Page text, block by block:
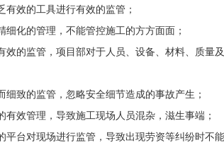
有效的工具进行有效的监管；
细化的管理，不能管控施工的方方面面；
效的监管，项目部对于人员、设备、材料、质量
细致的监管，忽略安全细节造成的事故产生；
有效管理，导致施工现场人员混杂，滋生事端；
平台对现场进行监管，导致出现劳资等纠纷时不